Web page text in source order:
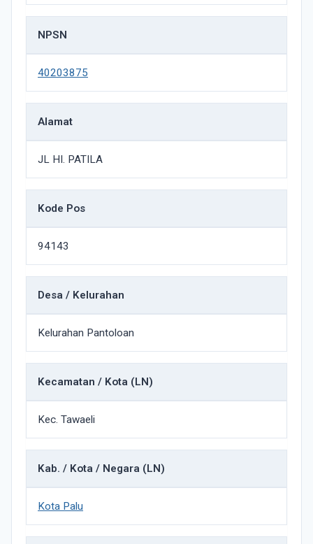
NPSN
40203875
Alamat
JL HI. PATILA
Kode Pos
94143
Desa / Kelurahan
Kelurahan Pantoloan
Kecamatan / Kota (LN)
Kec. Tawaeli
Kab. / Kota / Negara (LN)
Kota Palu